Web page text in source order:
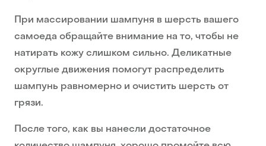
При массировании шампуня в шерсть вашего
самоеда обращайте внимание на то, чтобы не
натирать кожу слишком сильно. Деликатные
округлые движения помогут распределить
шампунь равномерно и очистить шерсть от
грязи.
После того, как вы нанесли достаточное